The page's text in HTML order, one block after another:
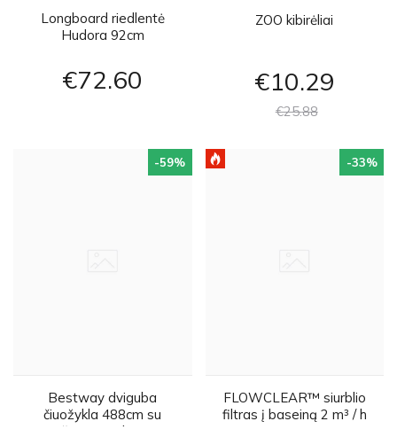
Longboard riedlentė
Hudora 92cm
€72 60
ZOO kibirėliai
€10 29
€2588
-59%
Bestway dviguba
čiuožykla 488cm su
pripučiamomis lamomis
-33%
FLOWCLEAR™ siurblio
filtras į baseiną 2 m³ / h